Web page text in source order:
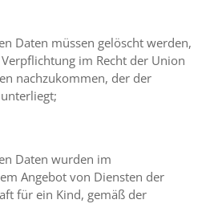
Daten müssen gelöscht werden,
im Recht der Union
nachzukommen, der der
Daten wurden im
Angebot von Diensten der
für ein Kind, gemäß der